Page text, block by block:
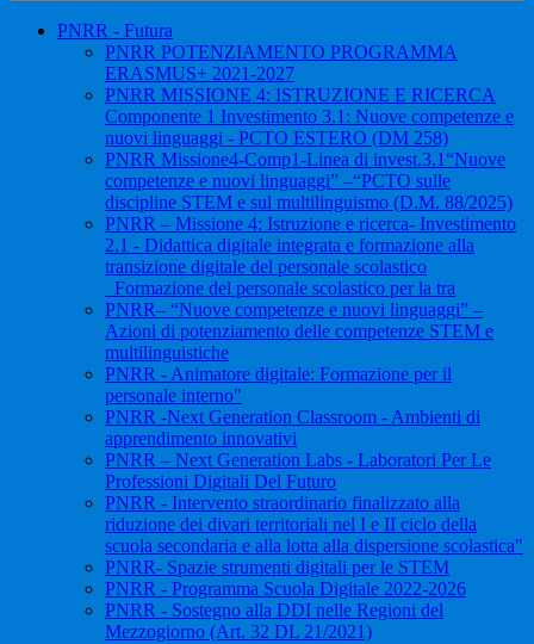
PNRR - Futura
PNRR POTENZIAMENTO PROGRAMMA
ERASMUS+ 2021-2027
PNRR MISSIONE 4: ISTRUZIONE E RICERCA
Componente 1 Investimento 3.1: Nuove competenze e
nuovi linguaggi - PCTO ESTERO (DM 258)
PNRR Missione4-Comp1-Linea di invest.3.1“Nuove
competenze e nuovi linguaggi” –“PCTO sulle
discipline STEM e sul multilinguismo (D.M. 88/2025)
PNRR – Missione 4: Istruzione e ricerca- Investimento
2.1 - Didattica digitale integrata e formazione alla
transizione digitale del personale scolastico
_Formazione del personale scolastico per la tra
PNRR– “Nuove competenze e nuovi linguaggi” –
Azioni di potenziamento delle competenze STEM e
multilinguistiche
PNRR - Animatore digitale: Formazione per il
personale interno"
PNRR -Next Generation Classroom - Ambienti di
apprendimento innovativi
PNRR – Next Generation Labs - Laboratori Per Le
Professioni Digitali Del Futuro
PNRR - Intervento straordinario finalizzato alla
riduzione dei divari territoriali nel I e II ciclo della
scuola secondaria e alla lotta alla dispersione scolastica"
PNRR- Spazie strumenti digitali per le STEM
PNRR - Programma Scuola Digitale 2022-2026
PNRR - Sostegno alla DDI nelle Regioni del
Mezzogiorno (Art. 32 DL 21/2021)